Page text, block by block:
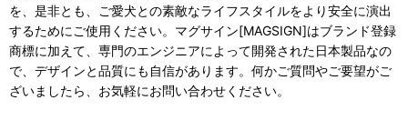
を、是非とも、ご愛犬との素敵なライフスタイルをより安全に演出
するためにご使用ください。マグサイン[MAGSIGN]はブランド登録
商標に加えて、専門のエンジニアによって開発された日本製品なの
で、デザインと品質にも自信があります。何かご質問やご要望がご
ざいましたら、お気軽にお問い合わせください。